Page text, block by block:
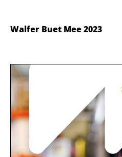
Walfer Buet Mee 2023